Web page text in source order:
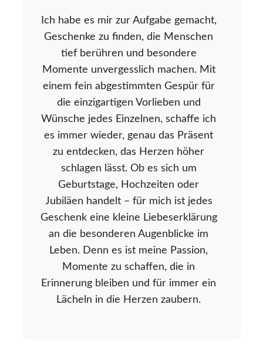
Ich habe es mir zur Aufgabe gemacht,
Geschenke zu finden, die Menschen
tief berühren und besondere
Momente unvergesslich machen. Mit
einem fein abgestimmten Gespür für
die einzigartigen Vorlieben und
Wünsche jedes Einzelnen, schaffe ich
es immer wieder, genau das Präsent
zu entdecken, das Herzen höher
schlagen lässt. Ob es sich um
Geburtstage, Hochzeiten oder
Jubiläen handelt – für mich ist jedes
Geschenk eine kleine Liebeserklärung
an die besonderen Augenblicke im
Leben. Denn es ist meine Passion,
Momente zu schaffen, die in
Erinnerung bleiben und für immer ein
Lächeln in die Herzen zaubern.